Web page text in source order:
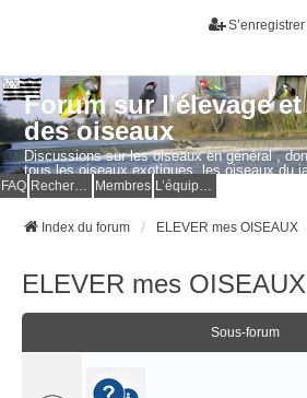
S’enregistrer
Forum sur l'élevage
des oiseaux
Discussions sur les oiseaux en général ,
tous les oiseaux exotiques, les oiseaux du
Questions, photos, expériences.
FAQ Membres
Index du forum ELEVER mes OISEAUX
ELEVER mes OISEAUX
Sous-forum